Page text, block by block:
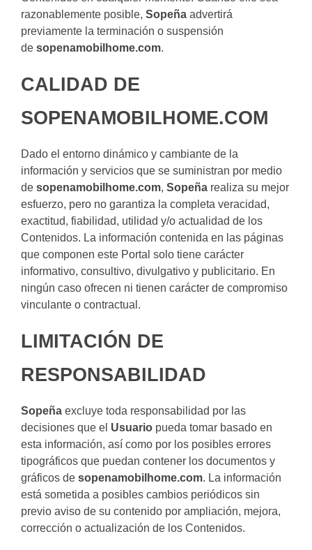
razonablemente posible, Sopeña advertirá
previamente la terminación o suspensión
de sopenamobilhome.com.
CALIDAD DE
SOPENAMOBILHOME.COM
Dado el entorno dinámico y cambiante de la
información y servicios que se suministran por medio
de sopenamobilhome.com, Sopeña realiza su mejor
esfuerzo, pero no garantiza la completa veracidad,
exactitud, fiabilidad, utilidad y/o actualidad de los
Contenidos. La información contenida en las páginas
que componen este Portal solo tiene carácter
informativo, consultivo, divulgativo y publicitario. En
ningún caso ofrecen ni tienen carácter de compromiso
vinculante o contractual.
LIMITACIÓN DE
RESPONSABILIDAD
Sopeña excluye toda responsabilidad por las
decisiones que el Usuario pueda tomar basado en
esta información, así como por los posibles errores
tipográficos que puedan contener los documentos y
gráficos de sopenamobilhome.com. La información
está sometida a posibles cambios periódicos sin
previo aviso de su contenido por ampliación, mejora,
corrección o actualización de los Contenidos.